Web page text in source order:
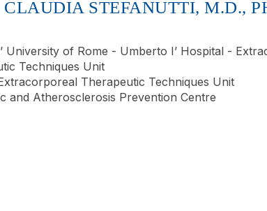
CLAUDIA STEFANUTTI, M.D.,
University of Rome - Umberto I’ Hospital -
Techniques Unit
Therapeutic Techniques Unit
and Atherosclerosis Prevention Centre